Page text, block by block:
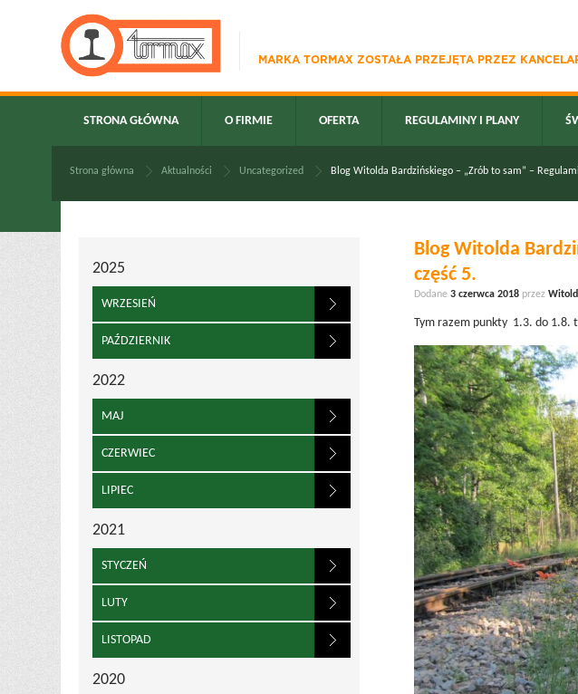
MARKA TORMAX ZOSTAŁA PRZEJĘTA PRZEZ
STRONA GŁÓWNA O FIRMIE OFERTA REGULAMINY I PLANY
Strona główna Aktualności Uncategorized Blog Witolda Bardzińskiego – „Zrób to sam” –
Blog Witolda
część 5.
Dodane 3 czerwca 2018 przez
Tym razem punkty 1.3. do 1.8.
2025
WRZESIEŃ
PAŹDZIERNIK
2022
MAJ
CZERWIEC
LIPIEC
2021
STYCZEŃ
LUTY
LISTOPAD
2020